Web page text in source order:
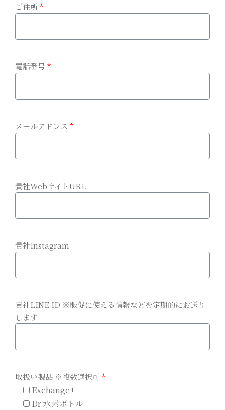
ご住所*
電話番号*
メールアドレス *
貴社WebサイトURL
貴社Instagram
貴社LINE ID ※販促に使える情報などを定期的にお送り
します
取扱い製品 ※複数選択可 *
Exchange+
Dr.水素ボトル